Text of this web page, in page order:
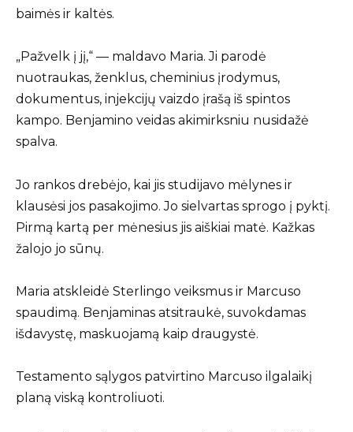
baimės ir kaltės.
„Pažvelk į jį,“ — maldavo Maria. Ji parodė
nuotraukas, ženklus, cheminius įrodymus,
dokumentus, injekcijų vaizdo įrašą iš spintos
kampo. Benjamino veidas akimirksniu nusidažė
spalva.
Jo rankos drebėjo, kai jis studijavo mėlynes ir
klausėsi jos pasakojimo. Jo sielvartas sprogo į pyktį.
Pirmą kartą per mėnesius jis aiškiai matė. Kažkas
žalojo jo sūnų.
Maria atskleidė Sterlingo veiksmus ir Marcuso
spaudimą. Benjaminas atsitraukė, suvokdamas
išdavystę, maskuojamą kaip draugystė.
Testamento sąlygos patvirtino Marcuso ilgalaikį
planą viską kontroliuoti.